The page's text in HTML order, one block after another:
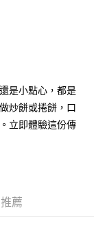
是小點心，都是
炒餅或捲餅，口
立即體驗這份傳
薦